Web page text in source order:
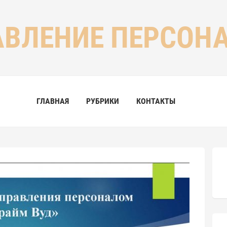
ГЛАВНАЯ РУБРИКИ КОНТАКТЫ